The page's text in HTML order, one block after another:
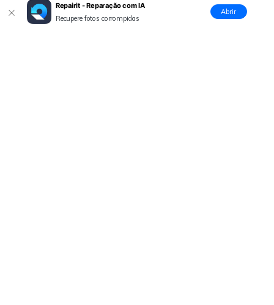
Repairit - Reparação com IA
Recupere fotos corrompidas
Abrir